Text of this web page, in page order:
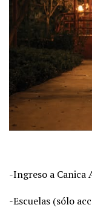
-Ingreso a Canica
-Escuelas (sólo